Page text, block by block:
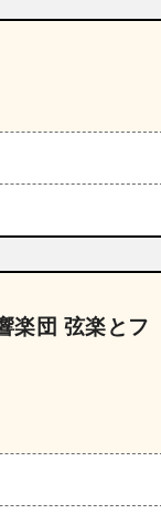
楽団 弦楽とフ